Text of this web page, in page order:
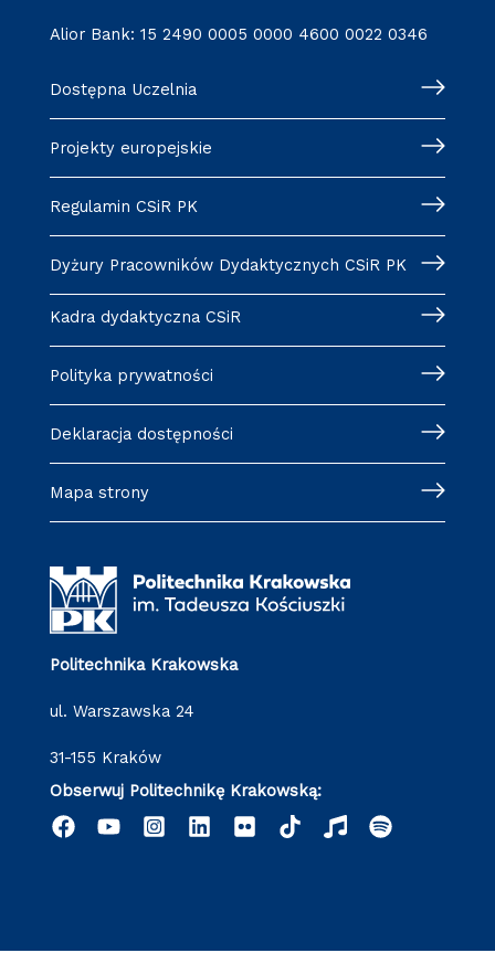
Alior Bank: 15 2490 0005 0000 4600 0022 0346
Dostępna Uczelnia
Projekty europejskie
Regulamin CSiR PK
Dyżury Pracowników Dydaktycznych CSiR PK
Kadra dydaktyczna CSiR
Polityka prywatności
Deklaracja dostępności
Mapa strony
Politechnika Krakowska
ul. Warszawska 24
31-155 Kraków
Obserwuj Politechnikę Krakowską: